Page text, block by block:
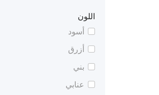
اللون
أسود
أزرق
بني
عنابي